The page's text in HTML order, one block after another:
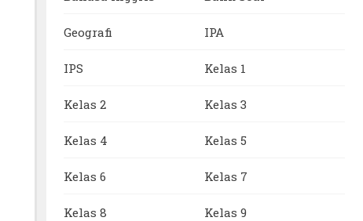
Geografi IPA
IPS Kelas 1
Kelas 2 Kelas 3
Kelas 4 Kelas 5
Kelas 6 Kelas 7
Kelas 8 Kelas 9